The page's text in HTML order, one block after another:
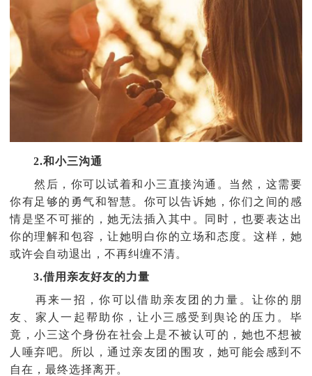
2.和小三沟通
然后，你可以试着和小三直接沟通。当然，这需要
你有足够的勇气和智慧。你可以告诉她，你们之间的感
情是坚不可摧的，她无法插入其中。同时，也要表达出
你的理解和包容，让她明白你的立场和态度。这样，她
或许会自动退出，不再纠缠不清。
3.借用亲友好友的力量
再来一招，你可以借助亲友团的力量。让你的朋
友、家人一起帮助你，让小三感受到舆论的压力。毕
竟，小三这个身份在社会上是不被认可的，她也不想被
人唾弃吧。所以，通过亲友团的围攻，她可能会感到不
自在，最终选择离开。